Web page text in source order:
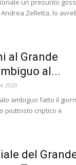
un presunto
Zelletta, lo
al Grande
al...
2020
ambiguo fatto il
piuttosto criptico e
del